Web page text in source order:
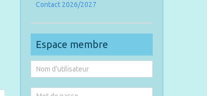
Contact 2026/2027
Espace membre